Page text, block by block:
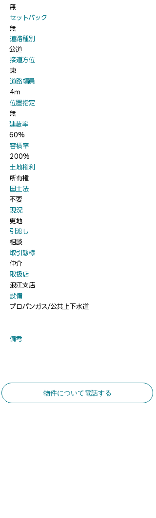
無
​セットバック
無
​道路種別
公道
​接道方位
東
​道路幅員
4ｍ
​位置指定
無
​建蔽率
60%
​容積率
200%
​土地権利
所有権
​国土法
不要
​現況
更地
​引渡し
相談
​取引態様
仲介
​取扱店
浪江支店
​設備
プロパンガス/公共上下水道
​備考
物件について電話する